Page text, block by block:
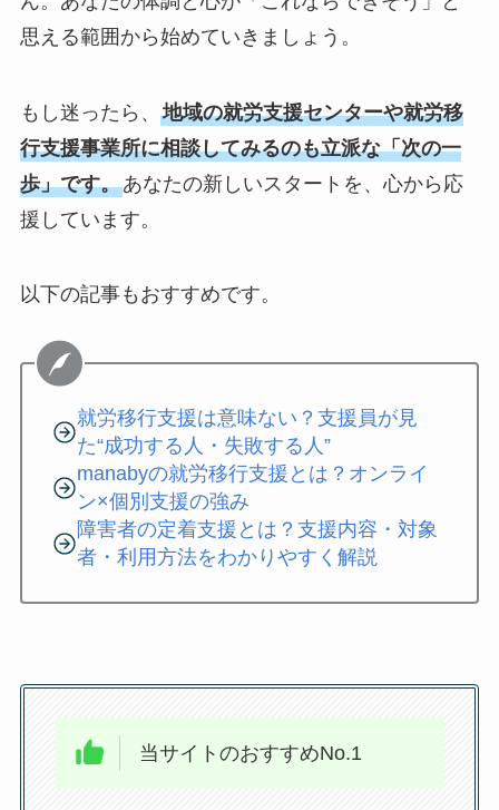
思える範囲から始めていきましょう。
もし迷ったら、 地域の就労支援センターや就労移
行支援事業所に相談してみるのも立派な「次の一
歩」です。あなたの新しいスタートを、心から応
援しています。
以下の記事もおすすめです。
就労移行支援は意味ない？支援員が見
た“成功する人・失敗する人”
manabyの就労移行支援とは？オンライ
ン×個別支援の強み
障害者の定着支援とは？支援内容・対象
者・利用方法をわかりやすく解説
当サイトのおすすめNo.1